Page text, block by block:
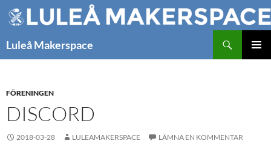
Hoppa
till
Luleå Makerspace
FÖRENINGEN
DISCORD
2018-03-28 LULEAMAKERSPACE LÄMNA EN KOMMENTAR